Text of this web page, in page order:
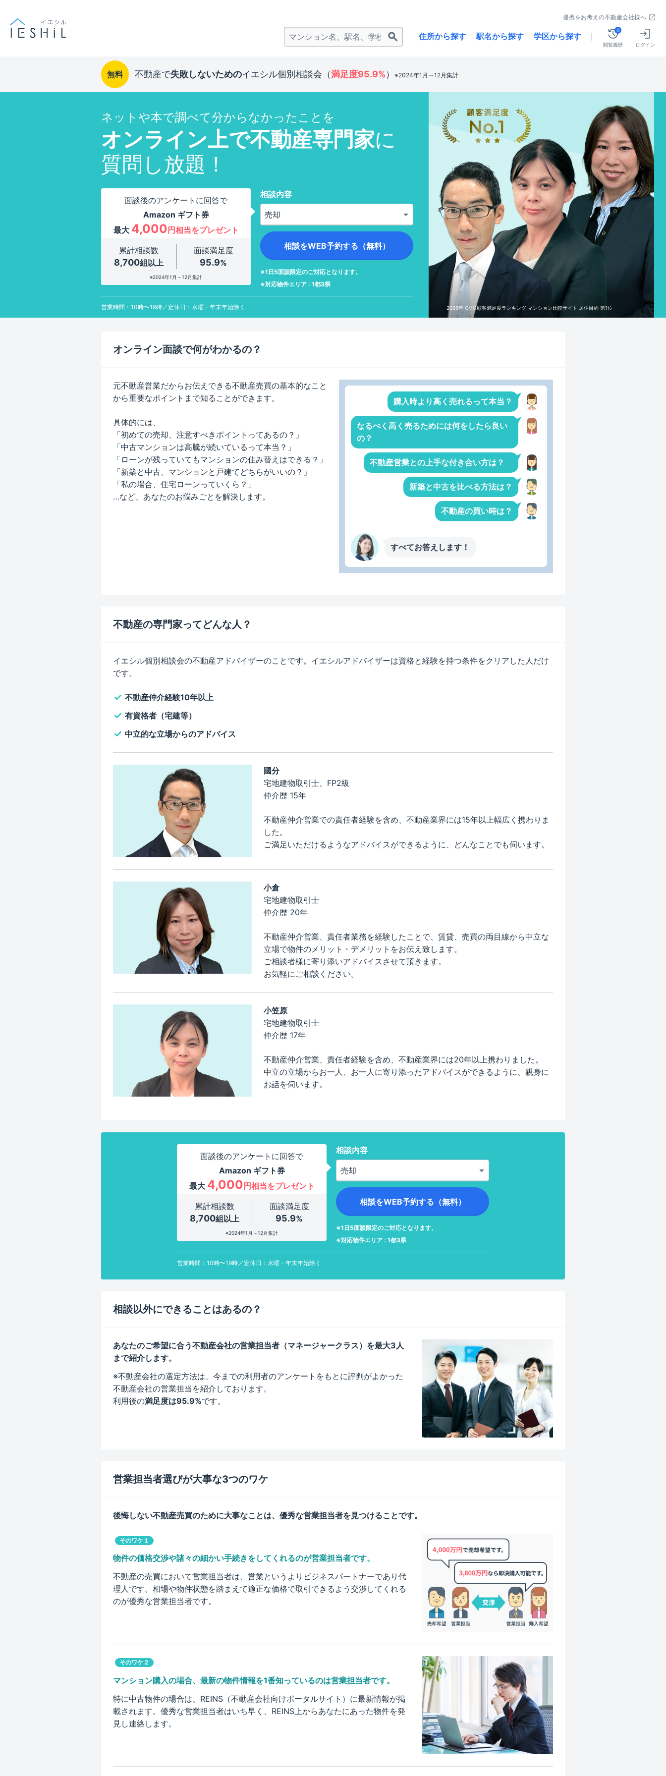
提携をお考えの不動産会社様へ
住所から探す 駅名から探す 学区から探す
閲覧履歴
0
ログイン
無料 不動産で失敗しないためのイエシル個別相談会（満足度95.9%） ※2024年1月～12月集計
ネットや本で調べて分からなかったことを
オンライン上で不動産専門家に
質問し放題！
面談後のアンケートに回答で
Amazon ギフト券
最大 4,000 円相当をプレゼント
累計相談数
8,700組以上
面談満足度
95.9%
※2024年1月～12月集計
相談内容
※1日5面談限定のご対応となります。
※対応物件エリア : 1都3県
営業時間：10時〜19時／定休日：水曜・年末年始除く 2026年 GMO顧客満足度ランキング マンション比較サイト 居住目的 第1位
オンライン面談で何がわかるの？
元不動産営業だからお伝えできる不動産売買の基本的なこと
から重要なポイントまで知ることができます。
具体的には、
「初めての売却、注意すべきポイントってあるの？」
「中古マンションは高騰が続いているって本当？」
「ローンが残っていてもマンションの住み替えはできる？」
「新築と中古、マンションと戸建てどちらがいいの？」
「私の場合、住宅ローンっていくら？」
…など、あなたのお悩みごとを解決します。
購入時より高く売れるって本当？
なるべく高く売るためには何をしたら良い
の？
不動産営業との上手な付き合い方は？
新築と中古を比べる方法は？
不動産の買い時は？
すべてお答えします！
不動産の専門家ってどんな人？
イエシル個別相談会の不動産アドバイザーのことです。イエシルアドバイザーは資格と経験を持つ条件をクリアした人だけ
です。
不動産仲介経験10年以上
有資格者（宅建等）
中立的な立場からのアドバイス
國分
宅地建物取引士、FP2級
仲介歴 15年
不動産仲介営業での責任者経験を含め、不動産業界には15年以上幅広く携わりま
した。
ご満足いただけるようなアドバイスができるように、どんなことでも伺います。
小倉
宅地建物取引士
仲介歴 20年
不動産仲介営業、責任者業務を経験したことで、賃貸、売買の両目線から中立な
立場で物件のメリット・デメリットをお伝え致します。
ご相談者様に寄り添いアドバイスさせて頂きます。
お気軽にご相談ください。
小笠原
宅地建物取引士
仲介歴 17年
不動産仲介営業、責任者経験を含め、不動産業界には20年以上携わりました。
中立の立場からお一人、お一人に寄り添ったアドバイスができるように、親身に
お話を伺います。
面談後のアンケートに回答で
Amazon ギフト券
最大 4,000 円相当をプレゼント
累計相談数
8,700組以上
面談満足度
95.9%
※2024年1月～12月集計
相談内容
※1日5面談限定のご対応となります。
※対応物件エリア : 1都3県
営業時間：10時〜19時／定休日：水曜・年末年始除く
相談以外にできることはあるの？
あなたのご希望に合う不動産会社の営業担当者（マネージャークラス）を最大3人
まで紹介します。
※不動産会社の選定方法は、今までの利用者のアンケートをもとに評判がよかった
不動産会社の営業担当を紹介しております。
利用後の満足度は95.9%です。
営業担当者選びが大事な3つのワケ
後悔しない不動産売買のために大事なことは、優秀な営業担当者を見つけることです。
そのワケ１
物件の価格交渉や諸々の細かい手続きをしてくれるのが営業担当者です。
不動産の売買において営業担当者は、営業というよりビジネスパートナーであり代
理人です。相場や物件状態を踏まえて適正な価格で取引できるよう交渉してくれる
のが優秀な営業担当者です。
そのワケ２
マンション購入の場合、最新の物件情報を1番知っているのは営業担当者です。
特に中古物件の場合は、REINS（不動産会社向けポータルサイト）に最新情報が掲
載されます。優秀な営業担当者はいち早く、REINS上からあなたにあった物件を発
見し連絡します。